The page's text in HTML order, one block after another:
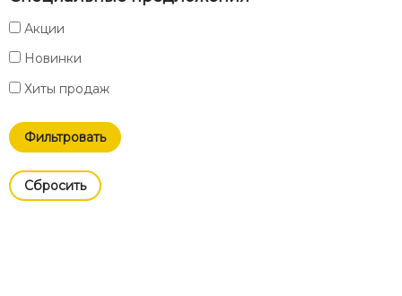
Акции
Новинки
Хиты продаж
Cбросить